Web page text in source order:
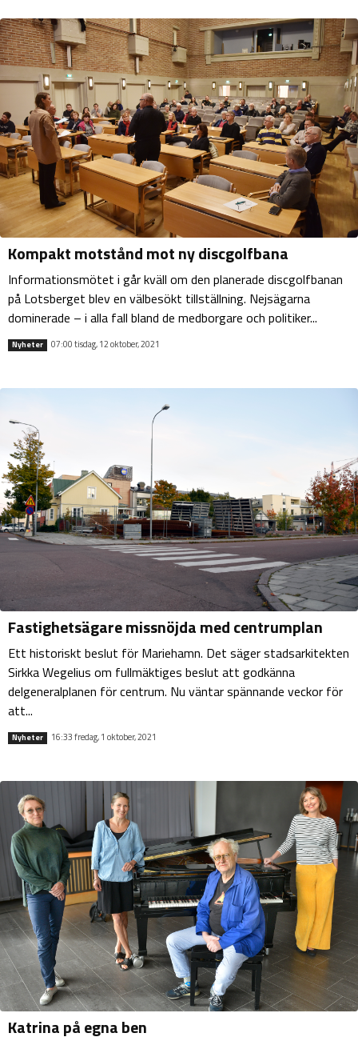
Kompakt motstånd mot ny discgolfbana
Informationsmötet i går kväll om den planerade discgolfbanan
på Lotsberget blev en välbesökt tillställning. Nejsägarna
dominerade – i alla fall bland de medborgare och politiker...
Nyheter 07:00 tisdag, 12 oktober, 2021
Fastighetsägare missnöjda med centrumplan
Ett historiskt beslut för Mariehamn. Det säger stadsarkitekten
Sirkka Wegelius om fullmäktiges beslut att godkänna
delgeneralplanen för centrum. Nu väntar spännande veckor för
att...
Nyheter 16:33 fredag, 1 oktober, 2021
Katrina på egna ben